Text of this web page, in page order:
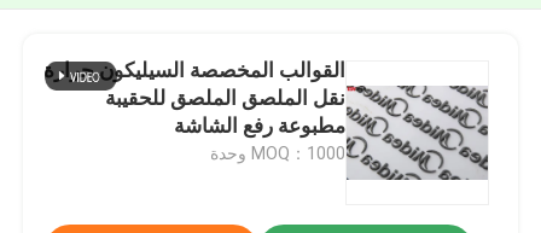
القوالب المخصصة السيليكون حرارة
نقل الملصق الملصق للحقيبة
مطبوعة رفع الشاشة
MOQ：1000 وحدة